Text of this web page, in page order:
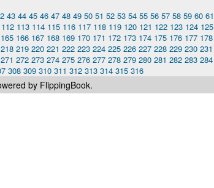
43 44 45 46 47 48 49 50 51 52 53 54 55 56 57 58 59 60 61
112 113 114 115 116 117 118 119 120 121 122 123 124 125
165 166 167 168 169 170 171 172 173 174 175 176 177 178
218 219 220 221 222 223 224 225 226 227 228 229 230 231
271 272 273 274 275 276 277 278 279 280 281 282 283 284
308 309 310 311 312 313 314 315 316
by FlippingBook.